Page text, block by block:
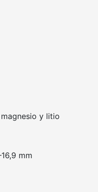
y litio
mm